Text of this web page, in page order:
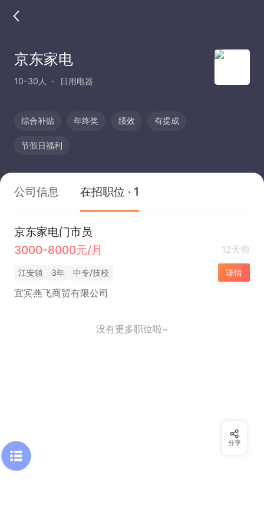
京东家电
10-30人 日用电器
综合补贴 年终奖 绩效 有提成
节假日福利
公司信息 在招职位 · 1
京东家电门市员
3000-8000元/月
12天前
江安镇 3年 中专/技校 详情
宜宾燕飞商贸有限公司
没有更多职位啦~
分享